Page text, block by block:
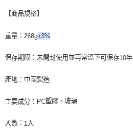
【商品規格】
重量： 268g±3%
保存期限：未開封使用並再常溫下可保存10年
產地： 中國製造
主要成分： PC塑膠、玻璃
入數： 1 入